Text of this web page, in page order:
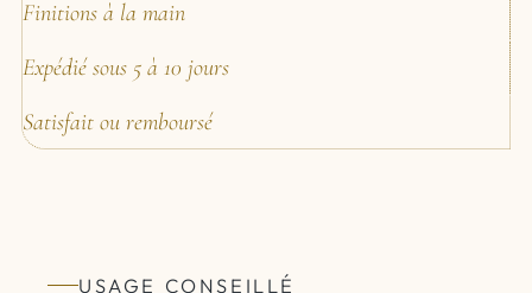
Finitions à la main
Expédié sous 5 à 10 jours
Satisfait ou remboursé
USAGE CONSEILLÉ